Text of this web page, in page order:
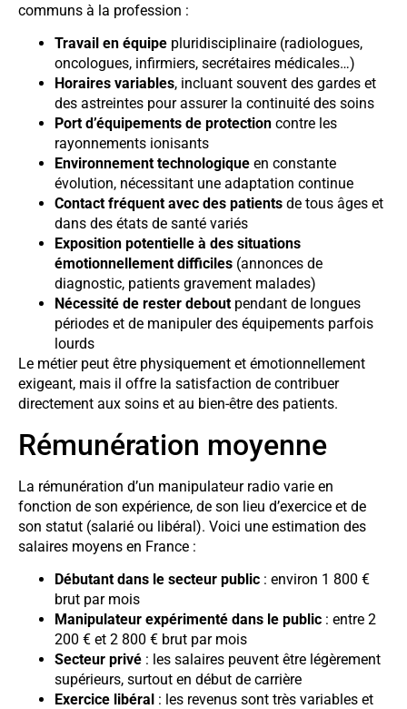
communs à la profession :
Travail en équipe pluridisciplinaire (radiologues,
oncologues, infirmiers, secrétaires médicales…)
Horaires variables, incluant souvent des gardes et
des astreintes pour assurer la continuité des soins
Port d’équipements de protection contre les
rayonnements ionisants
Environnement technologique en constante
évolution, nécessitant une adaptation continue
Contact fréquent avec des patients de tous âges et
dans des états de santé variés
Exposition potentielle à des situations
émotionnellement difficiles (annonces de
diagnostic, patients gravement malades)
Nécessité de rester debout pendant de longues
périodes et de manipuler des équipements parfois
lourds
Le métier peut être physiquement et émotionnellement
exigeant, mais il offre la satisfaction de contribuer
directement aux soins et au bien-être des patients.
Rémunération moyenne
La rémunération d’un manipulateur radio varie en
fonction de son expérience, de son lieu d’exercice et de
son statut (salarié ou libéral). Voici une estimation des
salaires moyens en France :
Débutant dans le secteur public : environ 1 800 €
brut par mois
Manipulateur expérimenté dans le public : entre 2
200 € et 2 800 € brut par mois
Secteur privé : les salaires peuvent être légèrement
supérieurs, surtout en début de carrière
Exercice libéral : les revenus sont très variables et